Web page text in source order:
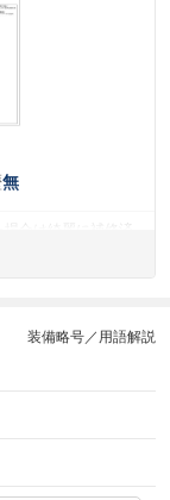
無
ている場合もありま
っています。
装備略号／用語解説